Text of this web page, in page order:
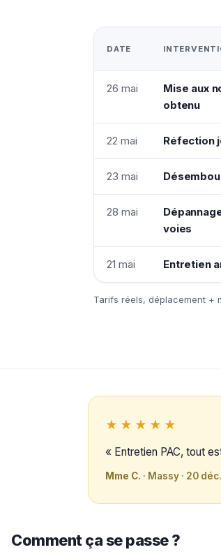
DATE
26 mai
Mise aux
obtenu
22 mai Réfection
23 mai
28 mai
voies
21 mai Entretien
Tarifs réels, déplacement +
★★★★★
« Entretien PAC, tout
Mme C. · Massy · 20 déc.
Comment ça se passe ?